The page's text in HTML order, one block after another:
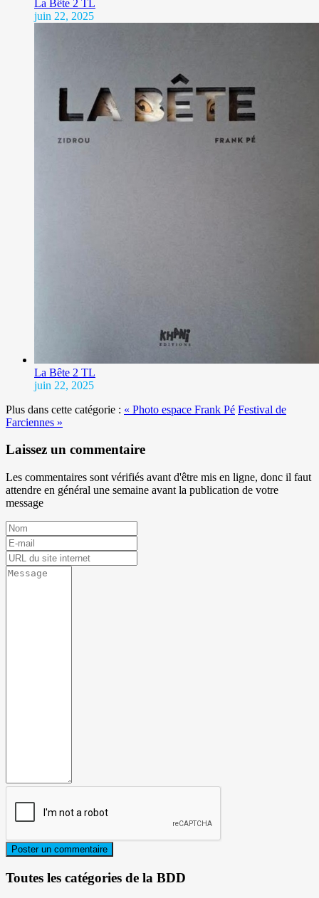
La Bête 2 TL
juin 22, 2025
La Bête 2 TL
juin 22, 2025
Plus dans cette catégorie : « Photo espace Frank Pé Festival de
Farciennes »
Laissez un commentaire
Les commentaires sont vérifiés avant d'être mis en ligne, donc il faut
attendre en général une semaine avant la publication de votre
message
Toutes les catégories de la BDD